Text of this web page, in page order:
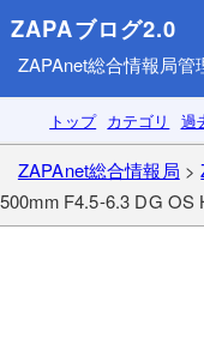
ZAPAブログ2.0
ZAPAnet総合情報局管
トップ カテゴリ 過
ZAPAnet総合情報局 >
500mm F4.5-6.3 DG